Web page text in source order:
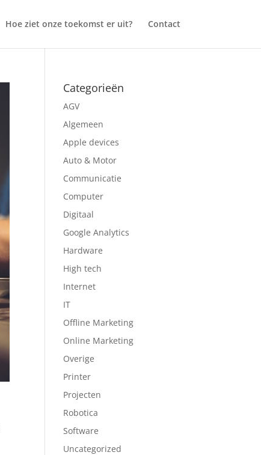
Hoe ziet onze toekomst er uit? Contact
Categorieën
AGV
Algemeen
Apple devices
Auto & Motor
Communicatie
Computer
Digitaal
Google Analytics
Hardware
High tech
Internet
IT
Offline Marketing
Online Marketing
Overige
Printer
Projecten
Robotica
Software
Uncategorized